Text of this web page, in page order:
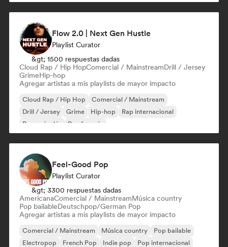
Flow 2.0 | Next Gen Hustle
Playlist Curator
&gt; 1500 respuestas dadas
Cloud Rap / Hip HopComercial / MainstreamDrill / Jersey
GrimeHip-hop
Agregar artistas a mis playlists de mayor impacto
Cloud Rap / Hip Hop
Comercial / Mainstream
Drill / Jersey
Grime Hip-hop
Rap internacional
Rap en inglés
Rap francés
Feel-Good Pop
Playlist Curator
&gt; 3300 respuestas dadas
AmericanaComercial / MainstreamMúsica country
Pop bailableDeutschpop/German Pop
Agregar artistas a mis playlists de mayor impacto
Comercial / Mainstream Música country
Pop bailable
Electropop
French Pop Indie pop
Pop internacional